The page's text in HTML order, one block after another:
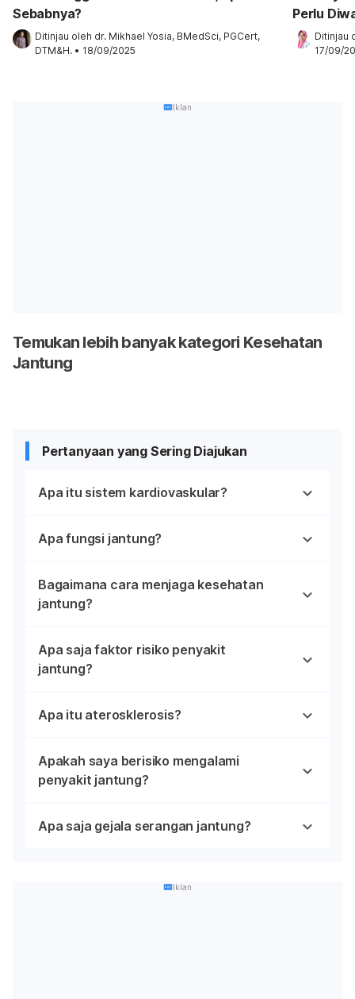
Sebabnya?
Ditinjau oleh dr. Mikhael Yosia, BMedSci, PGCert,
DTM&H. • 18/09/2025
Perlu
Ditinjau
17/09/
Iklan
Temukan lebih banyak kategori Kesehatan
Jantung
Pertanyaan yang Sering Diajukan
Apa itu sistem kardiovaskular?
Apa fungsi jantung?
Bagaimana cara menjaga kesehatan
jantung?
Apa saja faktor risiko penyakit
jantung?
Apa itu aterosklerosis?
Apakah saya berisiko mengalami
penyakit jantung?
Apa saja gejala serangan jantung?
Iklan